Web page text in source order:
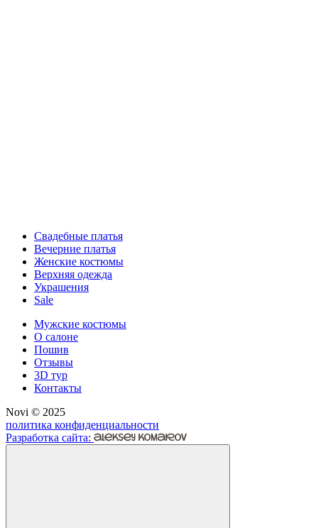
Свадебные платья
Вечерние платья
Женские костюмы
Верхняя одежда
Украшения
Sale
Мужские костюмы
О салоне
Пошив
Отзывы
3D тур
Контакты
Novi © 2025
политика конфиденциальности
Разработка сайта: